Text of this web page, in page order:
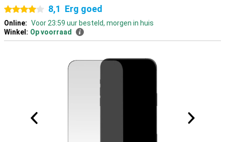
4 sterren8,1 Erg goed
Online: Voor 23:59 uur besteld, morgen in huis
Winkel: Op voorraad